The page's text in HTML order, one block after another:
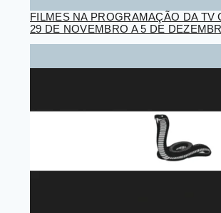
FILMES NA PROGRAMAÇÃO DA TV
29 DE NOVEMBRO A 5 DE